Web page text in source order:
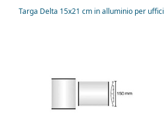
Targa Delta 15x21 cm in alluminio per uffici